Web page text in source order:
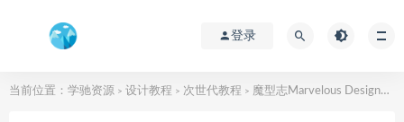
登录
当前位置： 学驰资源 > 设计教程 > 次世代教程 > 魔型志Marvelous Designer实战教程